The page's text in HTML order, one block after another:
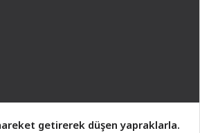
getirerek düşen yapraklarla.